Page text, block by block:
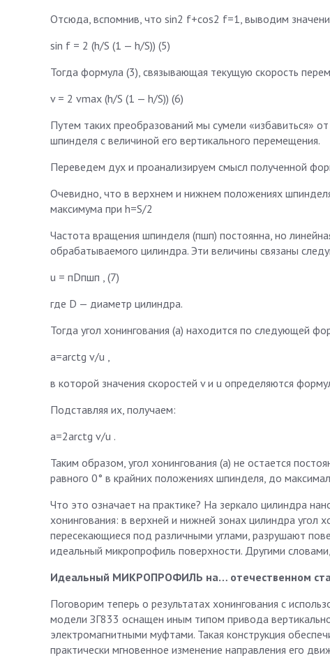
Отсюда, вспомнив, что sin2 f+cos2 f=1, выводим
sin f = 2 (h/S (1 — h/S)) (5)
Тогда формула (3), связывающая текущую скорость
v = 2 vmax (h/S (1 — h/S)) (6)
Путем таких преобразований мы сумели «избавиться»
шпинделя с величиной его вертикального перемещения.
Переведем дух и проанализируем смысл полученной
Очевидно, что в верхнем и нижнем положениях
максимума при h=S/2
Частота вращения шпинделя (пшп) постоянна, но
обрабатываемого цилиндра. Эти величины связаны
u = пDпшп , (7)
где D — диаметр цилиндра.
Тогда угол хонингования (а) находится по следующей
a=arctg v/u ,
в которой значения скоростей v и u определяются
Подставляя их, получаем:
a=2arctg v/u .
Таким образом, угол хонингования (a) не остается
равного 0° в крайних положениях шпинделя, до
Что это означает на практике? На зеркало цилиндра
хонингования: в верхней и нижней зонах цилиндра угол
пересекающиеся под различными углами, разрушают
идеальный микропрофиль поверхности. Другими
Идеальный МИКРОПРОФИЛЬ на… отечественном
Поговорим теперь о результатах хонингования с
модели ЗГ833 оснащен иным типом привода
электромагнитными муфтами. Такая конструкция
практически мгновенное изменение направления его